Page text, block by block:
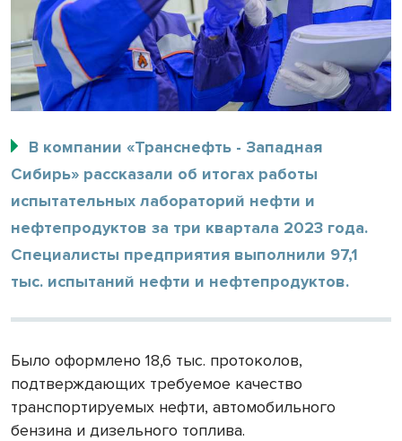
В компании «Транснефть - Западная
Сибирь» рассказали об итогах работы
испытательных лабораторий нефти и
нефтепродуктов за три квартала 2023 года.
Специалисты предприятия выполнили 97,1
тыс. испытаний нефти и нефтепродуктов.
Было оформлено 18,6 тыс. протоколов,
подтверждающих требуемое качество
транспортируемых нефти, автомобильного
бензина и дизельного топлива.